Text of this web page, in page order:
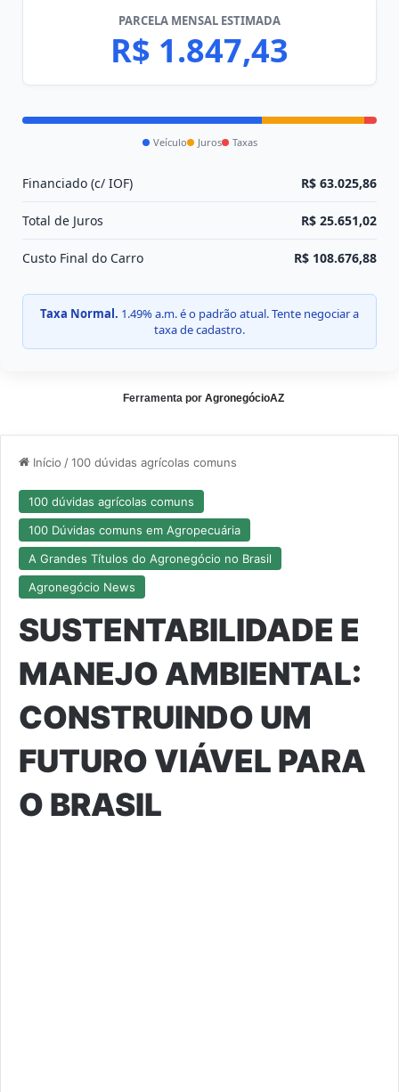
PARCELA MENSAL ESTIMADA
R$ 1.847,43
Veículo Juros Taxas
Financiado (c/ IOF) R$ 63.025,86
Total de Juros R$ 25.651,02
Custo Final do Carro R$ 108.676,88
Taxa Normal. 1.49% a.m. é o padrão atual. Tente negociar a
taxa de cadastro.
Ferramenta por AgronegócioAZ
Início /100 dúvidas agrícolas comuns
100 dúvidas agrícolas comuns
100 Dúvidas comuns em Agropecuária
A Grandes Títulos do Agronegócio no Brasil
Agronegócio News
SUSTENTABILIDADE E
MANEJO AMBIENTAL:
CONSTRUINDO UM
FUTURO VIÁVEL PARA
O BRASIL